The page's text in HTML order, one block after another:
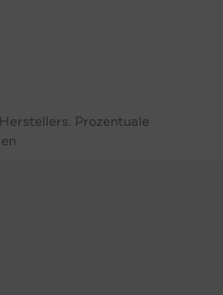
Prozentuale